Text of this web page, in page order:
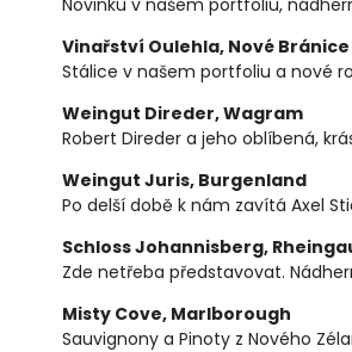
Vinařství Oulehla, Nové Bránice
Stálice v našem portfoliu a nové
Weingut Direder, Wagram
Robert Direder a jeho oblíbená,
Weingut Juris, Burgenland
Po delší době k nám zavítá Axel
Schloss Johannisberg,
Zde netřeba představovat.
Misty Cove, Marlborough
Sauvignony a Pinoty z Nového